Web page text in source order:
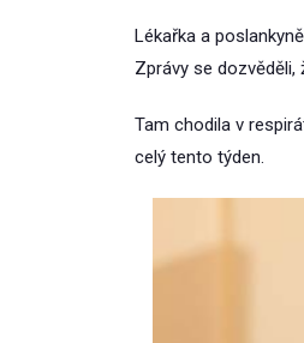
Lékařka a
Zprávy se dozvěděli,
Tam chodila v
celý tento týden.